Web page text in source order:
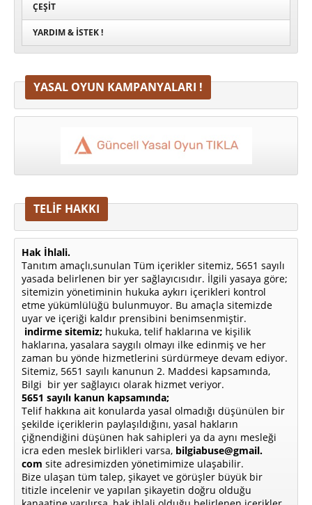
ÇEŞIT
YARDIM & İSTEK !
YASAL OYUN KAMPANYALARI !
TELİF HAKKI
Hak İhlali.
Tanıtım amaçlı,sunulan Tüm içerikler sitemiz, 5651 sayılı
yasada belirlenen bir yer sağlayıcısıdır. İlgili yasaya göre;
sitemizin yönetiminin hukuka aykırı içerikleri kontrol
etme yükümlülüğü bulunmuyor. Bu amaçla sitemizde
uyar ve içeriği kaldır prensibini benimsenmiştir.
indirme sitemiz; hukuka, telif haklarına ve kişilik
haklarına, yasalara saygılı olmayı ilke edinmiş ve her
zaman bu yönde hizmetlerini sürdürmeye devam ediyor.
Sitemiz, 5651 sayılı kanunun 2. Maddesi kapsamında,
Bilgi bir yer sağlayıcı olarak hizmet veriyor.
5651 sayılı kanun kapsamında;
Telif hakkına ait konularda yasal olmadığı düşünülen bir
şekilde içeriklerin paylaşıldığını, yasal hakların
çiğnendiğini düşünen hak sahipleri ya da aynı mesleği
icra eden meslek birlikleri varsa, bilgiabuse@gmail.
com site adresimizden yönetimimize ulaşabilir.
Bize ulaşan tüm talep, şikayet ve görüşler büyük bir
titizle incelenir ve yapılan şikayetin doğru olduğu